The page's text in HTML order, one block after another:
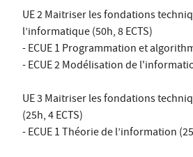
UE 2 Maitriser les fondations
l’informatique (50h, 8 ECTS)
- ECUE 1 Programmation et
- ECUE 2 Modélisation de
UE 3 Maitriser les fondations
(25h, 4 ECTS)
- ECUE 1 Théorie de l’information